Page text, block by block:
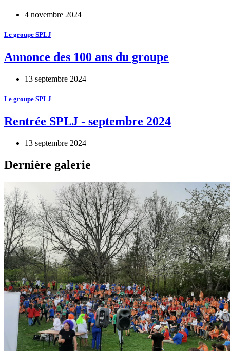
4 novembre 2024
Le groupe SPLJ
Annonce des 100 ans du groupe
13 septembre 2024
Le groupe SPLJ
Rentrée SPLJ - septembre 2024
13 septembre 2024
Dernière galerie